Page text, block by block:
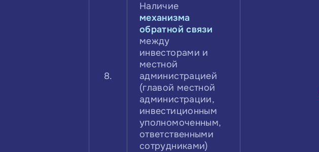
8.
Наличие
механизма
обратной связи
между
инвесторами и
местной
администрацией
(главой местной
администрации,
инвестиционным
уполномоченным,
ответственными
сотрудниками)